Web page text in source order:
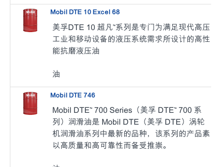
Mobil DTE 10 Excel 68
美孚DTE 10 超凡™系列是专门为满足现代高压
工业和移动设备的液压系统需求所设计的高性
能抗磨液压油
油
Mobil DTE 746
Mobil DTE™ 700 Series（美孚 DTE™ 700 系
列）润滑油是 Mobil DTE（美孚 DTE）涡轮
机润滑油系列中最新的品种，该系列的产品素
以高质量和高可靠性而备受推崇。